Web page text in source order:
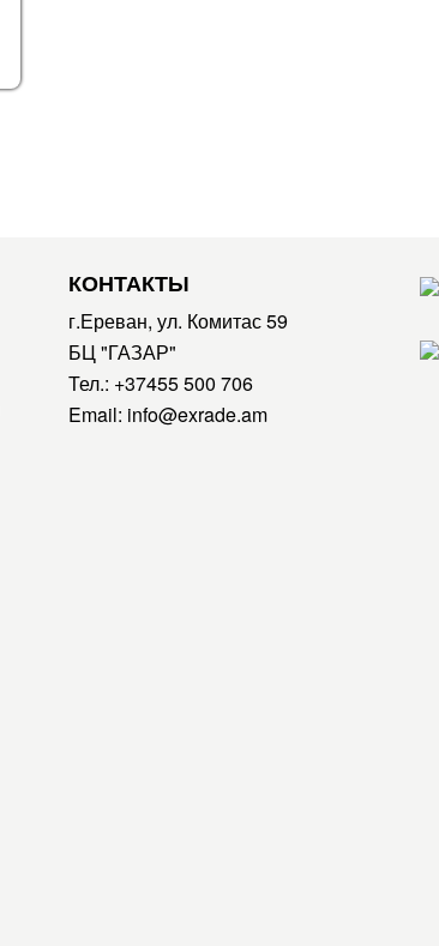
КОНТАКТЫ
г.Ереван, ул. Комитас 59
БЦ "ГАЗАР"
Тел.: +37455 500 706
Email: info@exrade.am